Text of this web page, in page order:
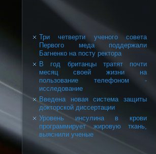
Три четверти ученого совета
Первого меда поддержали
Багненко на посту ректора
В год британцы тратят почти
месяц своей жизни на
пользование телефоном -
исследование
Введена новая система защиты
докторской диссертации
Уровень инсулина в крови
программирует жировую ткань,
выяснили ученые